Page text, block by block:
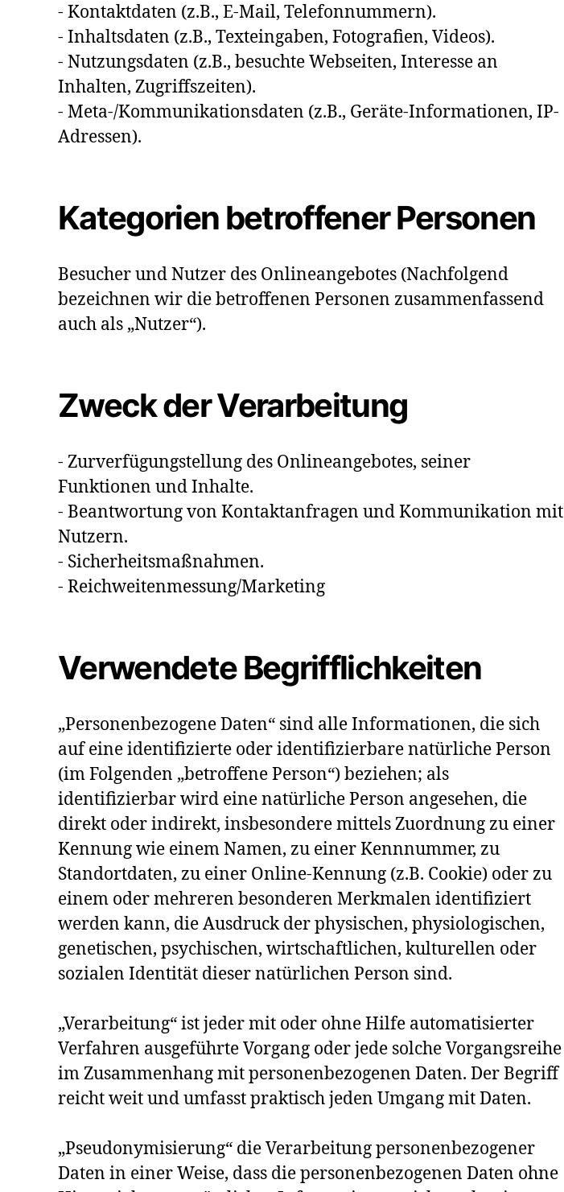
- Kontaktdaten (z.B., E-Mail, Telefonnummern).
- Inhaltsdaten (z.B., Texteingaben, Fotografien, Videos).
- Nutzungsdaten (z.B., besuchte Webseiten, Interesse an
Inhalten, Zugriffszeiten).
- Meta-/Kommunikationsdaten (z.B., Geräte-Informationen, IP-
Adressen).
Kategorien betroffener Personen
Besucher und Nutzer des Onlineangebotes (Nachfolgend
bezeichnen wir die betroffenen Personen zusammenfassend
auch als „Nutzer“).
Zweck der Verarbeitung
- Zurverfügungstellung des Onlineangebotes, seiner
Funktionen und Inhalte.
- Beantwortung von Kontaktanfragen und Kommunikation mit
Nutzern.
- Sicherheitsmaßnahmen.
- Reichweitenmessung/Marketing
Verwendete Begrifflichkeiten
„Personenbezogene Daten“ sind alle Informationen, die sich
auf eine identifizierte oder identifizierbare natürliche Person
(im Folgenden „betroffene Person“) beziehen; als
identifizierbar wird eine natürliche Person angesehen, die
direkt oder indirekt, insbesondere mittels Zuordnung zu einer
Kennung wie einem Namen, zu einer Kennnummer, zu
Standortdaten, zu einer Online-Kennung (z.B. Cookie) oder zu
einem oder mehreren besonderen Merkmalen identifiziert
werden kann, die Ausdruck der physischen, physiologischen,
genetischen, psychischen, wirtschaftlichen, kulturellen oder
sozialen Identität dieser natürlichen Person sind.
„Verarbeitung“ ist jeder mit oder ohne Hilfe automatisierter
Verfahren ausgeführte Vorgang oder jede solche Vorgangsreihe
im Zusammenhang mit personenbezogenen Daten. Der Begriff
reicht weit und umfasst praktisch jeden Umgang mit Daten.
„Pseudonymisierung“ die Verarbeitung personenbezogener
Daten in einer Weise, dass die personenbezogenen Daten ohne